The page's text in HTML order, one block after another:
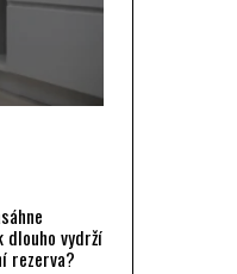
dlouho vydrží
rezerva?